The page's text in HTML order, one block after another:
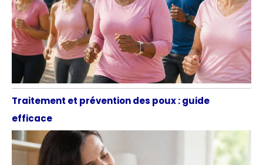
Traitement et prévention des poux : guide
efficace